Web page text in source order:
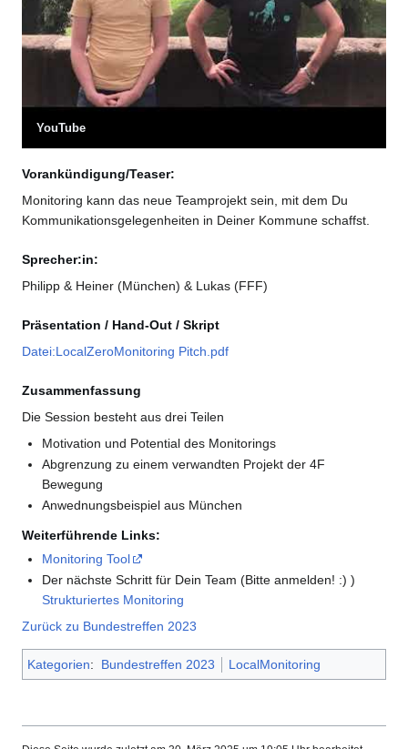
YouTube
Vorankündigung/Teaser:
Monitoring kann das neue Teamprojekt sein, mit dem Du
Kommunikationsgelegenheiten in Deiner Kommune schaffst.
Sprecher:in:
Philipp & Heiner (München) & Lukas (FFF)
Präsentation / Hand-Out / Skript
Datei:LocalZeroMonitoring Pitch.pdf
Zusammenfassung
Die Session besteht aus drei Teilen
Motivation und Potential des Monitorings
Abgrenzung zu einem verwandten Projekt der 4F
Bewegung
Anwednungsbeispiel aus München
Weiterführende Links:
Monitoring Tool
Der nächste Schritt für Dein Team (Bitte anmelden! :) )
Strukturiertes Monitoring
Zurück zu Bundestreffen 2023
Kategorien: Bundestreffen 2023 LocalMonitoring